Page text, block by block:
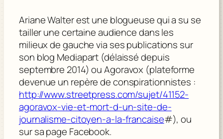
Ariane Walter est une blogueuse qui a su se
tailler une certaine audience dans les
milieux de gauche via ses publications sur
son blog Mediapart (délaissé depuis
septembre 2014) ou Agoravox (plateforme
devenue un repère de conspirationnistes :
http://www.streetpress.com/sujet/41152-
agoravox-vie-et-mort-d-un-site-de-
journalisme-citoyen-a-la-francaise#), ou
sur sa page Facebook.